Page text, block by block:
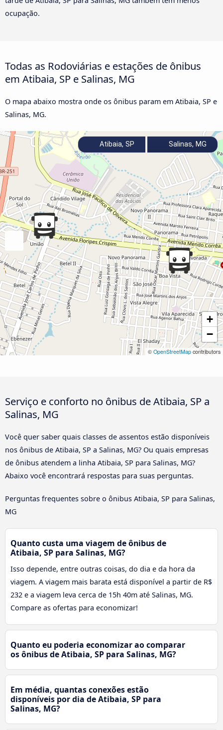
ocupação.
Todas as Rodoviárias e estações de ônibus
em Atibaia, SP e Salinas, MG
O mapa abaixo mostra onde os ônibus param em Atibaia, SP e
Salinas, MG.
+
−
© OpenStreetMap contributors
Atibaia, SP Salinas, MG
Serviço e conforto no ônibus de Atibaia, SP a
Salinas, MG
Você quer saber quais classes de assentos estão disponíveis
nos ônibus de Atibaia, SP a Salinas, MG? Ou quais empresas
de ônibus atendem a linha Atibaia, SP para Salinas, MG?
Abaixo você encontrará respostas para suas perguntas.
Perguntas frequentes sobre o ônibus Atibaia, SP para Salinas,
MG
Quanto custa uma viagem de ônibus de
Atibaia, SP para Salinas, MG?
Isso depende, entre outras coisas, do dia e da hora da
viagem. A viagem mais barata está disponível a partir de R$
232 e a viagem leva cerca de 15h 40m até Salinas, MG.
Compare as ofertas para economizar!
Quanto eu poderia economizar ao comparar
os ônibus de Atibaia, SP para Salinas, MG?
Em média, quantas conexões estão
disponíveis por dia de Atibaia, SP para
Salinas, MG?